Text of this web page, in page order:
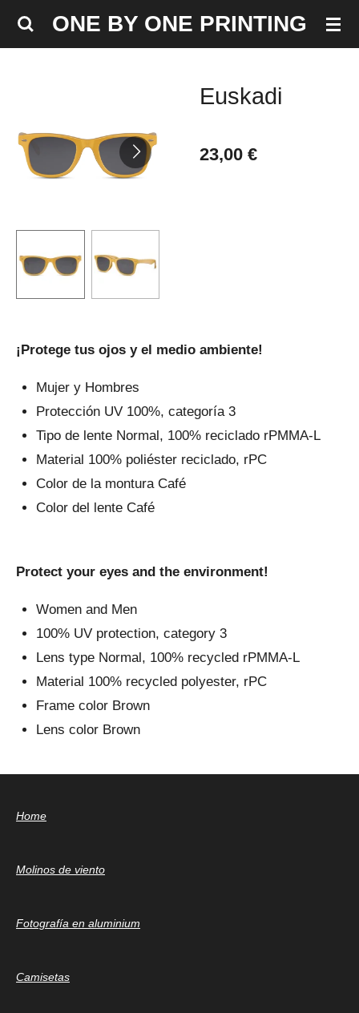
ONE BY ONE PRINTING
Euskadi
23,00 €
¡Protege tus ojos y el medio ambiente!
Mujer y Hombres
Protección UV 100%, categoría 3
Tipo de lente Normal, 100% reciclado rPMMA-L
Material 100% poliéster reciclado, rPC
Color de la montura Café
Color del lente Café
Protect your eyes and the environment!
Women and Men
100% UV protection, category 3
Lens type Normal, 100% recycled rPMMA-L
Material 100% recycled polyester, rPC
Frame color Brown
Lens color Brown
Home
Molinos de viento
Fotografía en aluminium
Camisetas